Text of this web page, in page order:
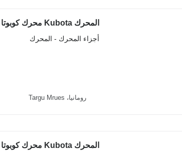
المحرك Kubota محرك كوبوتا D1803 لحفارة لودر، مُجدد، لـ حفارة
أجزاء المحرك - المحرك
رومانيا، Targu Mrues